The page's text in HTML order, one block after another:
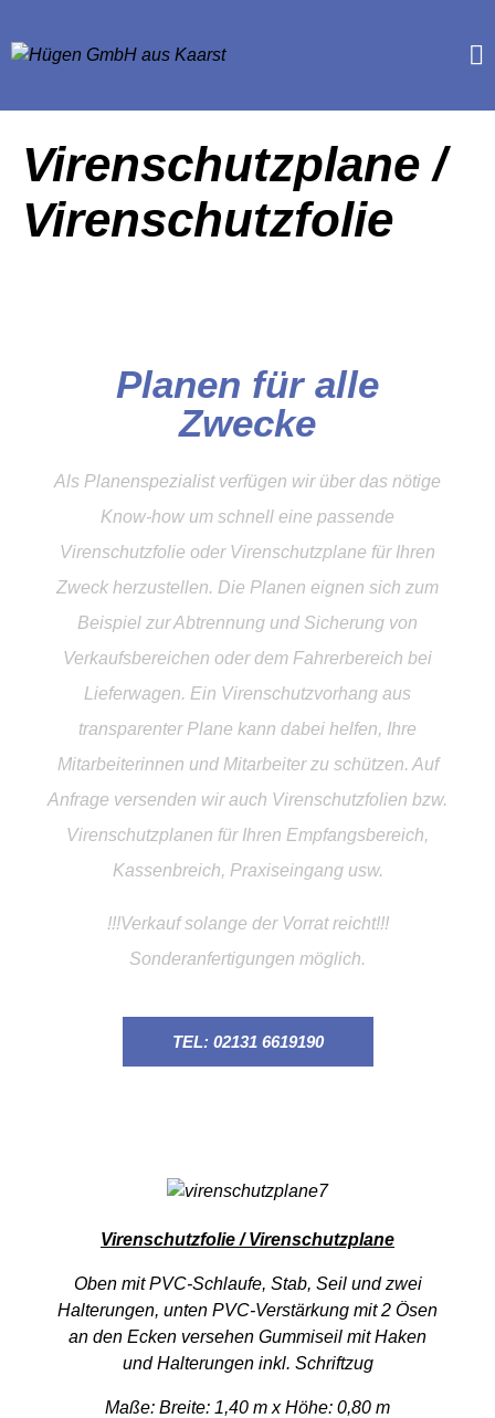
Virenschutzplane /
Virenschutzfolie
Planen für alle
Zwecke
Als Planenspezialist verfügen wir über das nötige
Know-how um schnell eine passende
Virenschutzfolie oder Virenschutzplane für Ihren
Zweck herzustellen. Die Planen eignen sich zum
Beispiel zur Abtrennung und Sicherung von
Verkaufsbereichen oder dem Fahrerbereich bei
Lieferwagen. Ein Virenschutzvorhang aus
transparenter Plane kann dabei helfen, Ihre
Mitarbeiterinnen und Mitarbeiter zu schützen. Auf
Anfrage versenden wir auch Virenschutzfolien bzw.
Virenschutzplanen für Ihren Empfangsbereich,
Kassenbreich, Praxiseingang usw.
!!!Verkauf solange der Vorrat reicht!!!
Sonderanfertigungen möglich.
TEL: 02131 6619190
Virenschutzfolie / Virenschutzplane
Oben mit PVC-Schlaufe, Stab, Seil und zwei
Halterungen, unten PVC-Verstärkung mit 2 Ösen
an den Ecken versehen Gummiseil mit Haken
und Halterungen inkl. Schriftzug
Maße: Breite: 1,40 m x Höhe: 0,80 m